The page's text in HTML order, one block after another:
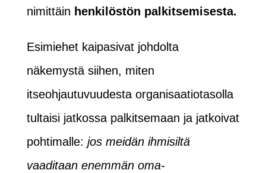
nimittäin henkilöstön palkitsemisesta.
Esimiehet kaipasivat johdolta
näkemystä siihen, miten
itseohjautuvuudesta organisaatiotasolla
tultaisi jatkossa palkitsemaan ja jatkoivat
pohtimalle: jos meidän ihmisiltä
vaaditaan enemmän oma-